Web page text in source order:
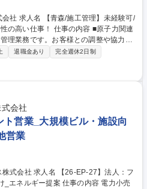
経験可/
事の内容 ■原子力関連
理業務です。お客様との調整や協力会
マネジメントする重要な役割を担いま
さい。 【具体的な業務内
を再処理する国内初のプラント施設に
当します。お客様との打ち合わせや要
管理・指導、工程管理、品質管理、安
行います。国内の重要インフラ整備に
務全般 募集職種 【青森/施
質保証！社会貢献性の高い仕事！
退職金あり
完全週休2日制
会社
ト営業_大規模ビル・施設向
営業
27】法人：フ
案 仕事の内容 電力小売